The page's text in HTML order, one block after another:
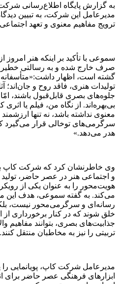
به گزارش پایگاه اطلاع‌رسانی
مدیرعامل این شرکت، به تبیین
ترویج مفاهیم معنوی و تعهد
سموعی با تأکید بر اینکه هنر
صرف خارج شده و به رسالتی
گشته است، اظهار داشت:«متأسفانه
تولیدات هنری، فاقد روح و جان‌اند؛
جلوه‌های بصری قابل‌قبول باشند،
بی‌بهره‌اند. از نگاه من، فیلم یا
معنوی نداشته باشد، نه تنها
سرگرمی‌های توخالی‌ قرار می‌گیرد
هدر می‌دهد.»
وی خاطرنشان کرد که شرکت کاپ
و اجتماعی هنر در عصر حاضر، تولید
هویت‌محور را به عنوان یکی از
می‌کند. به گفته سموعی، هدف این
رسانه‌ای و سرگرمی‌محور نیست،
خلق شوند که در کنار برخورداری از
جذابیت‌های بصری، بتوانند مفاهیم
تربیتی را نیز به مخاطبان منتقل کنند.
مدیرعامل شرکت کاپ، پویانمایی را
ابزارهای فرهنگی عصر حاضر برای